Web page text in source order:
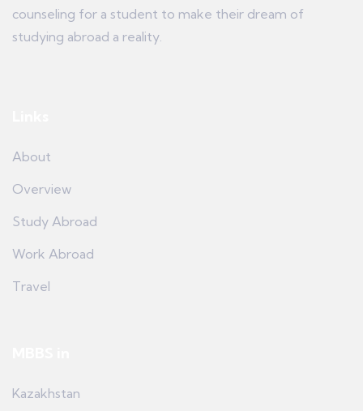
counseling for a student to make their dream of
studying abroad a reality.
About
Overview
Study Abroad
Work Abroad
Travel
Kazakhstan